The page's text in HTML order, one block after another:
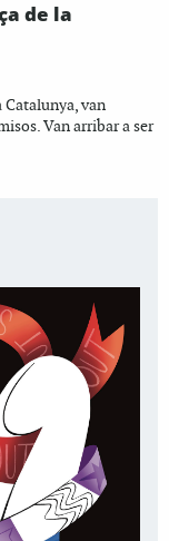
de la
Catalunya, van
Van arribar a ser